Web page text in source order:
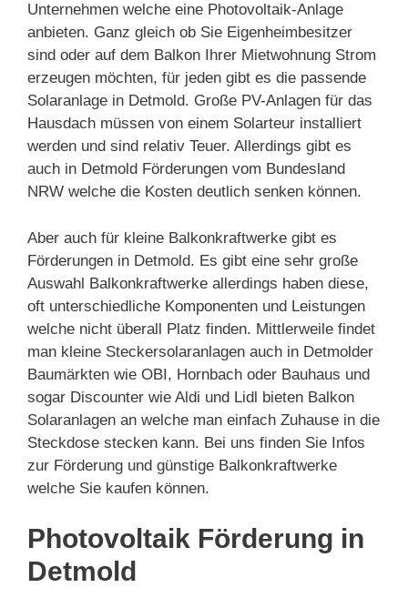
Unternehmen welche eine Photovoltaik-Anlage
anbieten. Ganz gleich ob Sie Eigenheimbesitzer
sind oder auf dem Balkon Ihrer Mietwohnung Strom
erzeugen möchten, für jeden gibt es die passende
Solaranlage in Detmold. Große PV-Anlagen für das
Hausdach müssen von einem Solarteur installiert
werden und sind relativ Teuer. Allerdings gibt es
auch in Detmold Förderungen vom Bundesland
NRW welche die Kosten deutlich senken können.
Aber auch für kleine Balkonkraftwerke gibt es
Förderungen in Detmold. Es gibt eine sehr große
Auswahl Balkonkraftwerke allerdings haben diese,
oft unterschiedliche Komponenten und Leistungen
welche nicht überall Platz finden. Mittlerweile findet
man kleine Steckersolaranlagen auch in Detmolder
Baumärkten wie OBI, Hornbach oder Bauhaus und
sogar Discounter wie Aldi und Lidl bieten Balkon
Solaranlagen an welche man einfach Zuhause in die
Steckdose stecken kann. Bei uns finden Sie Infos
zur Förderung und günstige Balkonkraftwerke
welche Sie kaufen können.
Photovoltaik Förderung in
Detmold